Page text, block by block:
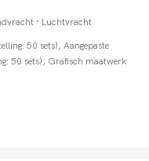
· Luchtvracht
50 sets), Aangepaste
50 sets), Grafisch maatwerk